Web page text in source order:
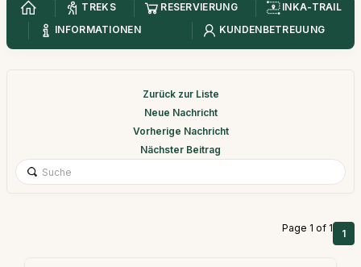
TREKS RESERVIERUNG
INKA-TRAIL
INFORMATIONEN
KUNDENBETREUUNG
Zurück zur Liste
Neue Nachricht
Vorherige Nachricht
Nächster Beitrag
Page 1 of 1 1